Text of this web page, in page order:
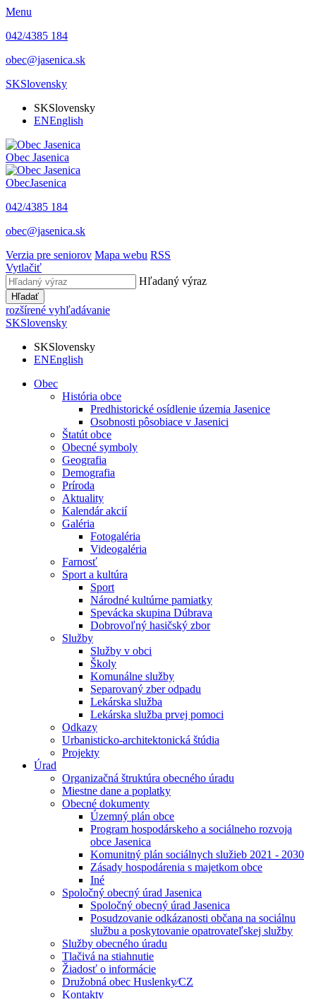
Menu
042/4385 184
obec@jasenica.sk
SKSlovensky
SKSlovensky
ENEnglish
Obec Jasenica
ObecJasenica
042/4385 184
obec@jasenica.sk
Verzia pre seniorov Mapa webu RSS
Vytlačiť
Hľadaný výraz
Hľadať
rozšírené vyhľadávanie
SKSlovensky
SKSlovensky
ENEnglish
Obec
História obce
Predhistorické osídlenie územia Jasenice
Osobnosti pôsobiace v Jasenici
Štatút obce
Obecné symboly
Geografia
Demografia
Príroda
Aktuality
Kalendár akcií
Galéria
Fotogaléria
Videogaléria
Farnosť
Sport a kultúra
Sport
Národné kultúrne pamiatky
Spevácka skupina Dúbrava
Dobrovoľný hasičský zbor
Služby
Služby v obci
Školy
Komunálne služby
Separovaný zber odpadu
Lekárska služba
Lekárska služba prvej pomoci
Odkazy
Urbanisticko-architektonická štúdia
Projekty
Úrad
Organizačná štruktúra obecného úradu
Miestne dane a poplatky
Obecné dokumenty
Územný plán obce
Program hospodárskeho a sociálneho rozvoja
obce Jasenica
Komunitný plán sociálnych služieb 2021 - 2030
Zásady hospodárenia s majetkom obce
Iné
Spoločný obecný úrad Jasenica
Spoločný obecný úrad Jasenica
Posudzovanie odkázanosti občana na sociálnu
službu a poskytovanie opatrovateľskej služby
Služby obecného úradu
Tlačivá na stiahnutie
Žiadosť o informácie
Družobná obec Huslenky⁄CZ
Kontakty